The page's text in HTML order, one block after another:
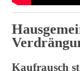
Kaufrausch